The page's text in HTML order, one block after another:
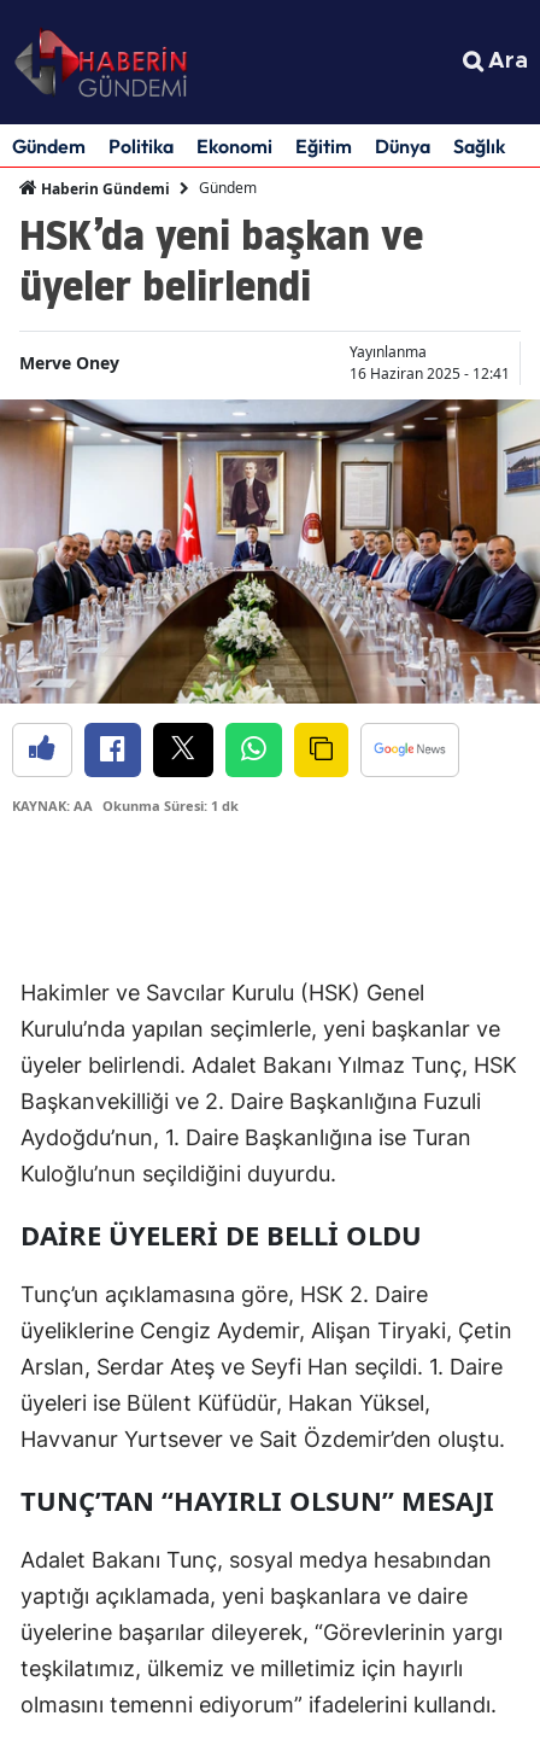
Ara
Gündem Politika Ekonomi Eğitim Dünya Sağlık
Haberin Gündemi Gündem
HSK’da yeni başkan ve
üyeler belirlendi
Merve Oney
Yayınlanma
16 Haziran 2025 - 12:41
KAYNAK: AA Okunma Süresi: 1 dk
Hakimler ve Savcılar Kurulu (HSK) Genel
Kurulu’nda yapılan seçimlerle, yeni başkanlar ve
üyeler belirlendi. Adalet Bakanı Yılmaz Tunç, HSK
Başkanvekilliği ve 2. Daire Başkanlığına Fuzuli
Aydoğdu’nun, 1. Daire Başkanlığına ise Turan
Kuloğlu’nun seçildiğini duyurdu.
DAIRE ÜYELERI DE BELLI OLDU
Tunç’un açıklamasına göre, HSK 2. Daire
üyeliklerine Cengiz Aydemir, Alişan Tiryaki, Çetin
Arslan, Serdar Ateş ve Seyfi Han seçildi. 1. Daire
üyeleri ise Bülent Küfüdür, Hakan Yüksel,
Havvanur Yurtsever ve Sait Özdemir’den oluştu.
TUNÇ’TAN “HAYIRLI OLSUN” MESAJI
Adalet Bakanı Tunç, sosyal medya hesabından
yaptığı açıklamada, yeni başkanlara ve daire
üyelerine başarılar dileyerek, “Görevlerinin yargı
teşkilatımız, ülkemiz ve milletimiz için hayırlı
olmasını temenni ediyorum” ifadelerini kullandı.